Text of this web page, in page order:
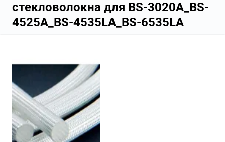
стекловолокна для BS-3020A_BS-
4525A_BS-4535LA_BS-6535LA